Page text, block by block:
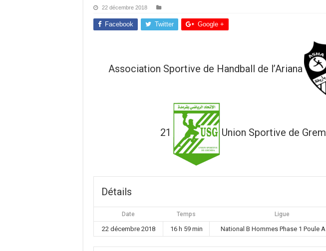
22 décembre 2018
Facebook Twitter Google +
Association Sportive de Handball de l’Ariana
21 Union Sportive de
Détails
Date Temps Ligue
22 décembre 2018 16 h 59 min National B Hommes Phase 1 Poule